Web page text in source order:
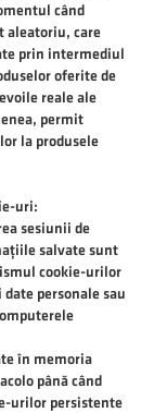
când
aleatoriu, care
prin intermediul
oferite de
reale ale
permit
la produsele
uri:
sesiunii de
salvate sunt
cookie-urilor
personale sau
în memoria
până când
urilor persistente